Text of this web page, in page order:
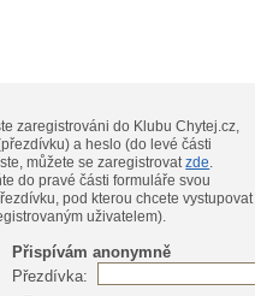
zaregistrováni do Klubu Chytej.cz,
a heslo (do levé části
nejste, můžete se zaregistrovatzde.
do pravé části formuláře svou
pod kterou chcete vystupovat
uživatelem).
Přispívám anonymně
Přezdívka: